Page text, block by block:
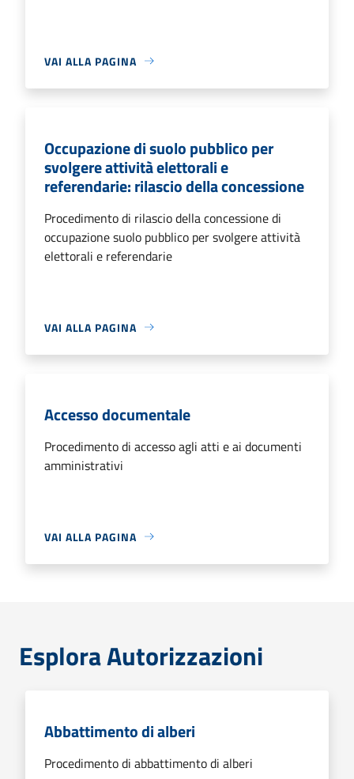
VAI ALLA PAGINA
Occupazione di suolo pubblico per
svolgere attività elettorali e
referendarie: rilascio della concessione
Procedimento di rilascio della concessione di
occupazione suolo pubblico per svolgere attività
elettorali e referendarie
VAI ALLA PAGINA
Accesso documentale
Procedimento di accesso agli atti e ai documenti
amministrativi
VAI ALLA PAGINA
Esplora Autorizzazioni
Abbattimento di alberi
Procedimento di abbattimento di alberi